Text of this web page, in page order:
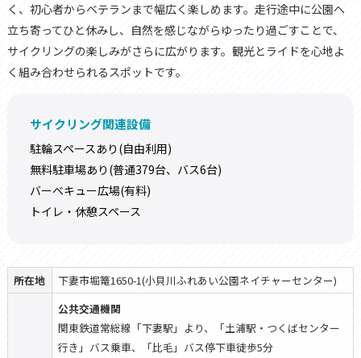
く、初心者からベテランまで幅広く楽しめます。走行途中に公園へ
立ち寄ってひと休みし、自然を感じながらゆったり過ごすことで、
サイクリングの楽しみがさらに広がります。観光とライドを心地よ
く組み合わせられるスポットです。
サイクリング関連設備
駐輪スペースあり(自由利用)
無料駐車場あり(普通379台、バス6台)
バーベキュー広場(有料)
トイレ・休憩スペース
所在地 下妻市堀篭1650-1(小貝川ふれあい公園ネイチャーセンター)
公共交通機関
関東鉄道常総線「下妻駅」より、「土浦駅・つくばセンター
行き」バス乗車、「比毛」バス停下車徒歩5分